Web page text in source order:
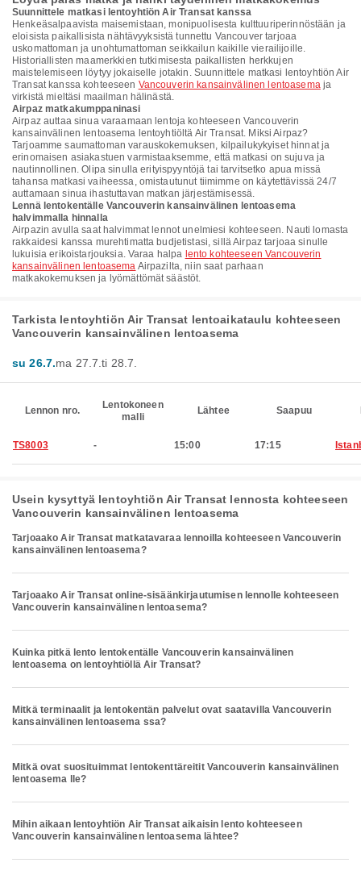
Suunnittele matkasi lentoyhtiön Air Transat kanssa
Henkeäsalpaavista maisemistaan, monipuolisesta kulttuuriperinnöstään ja
eloisista paikallisista nähtävyyksistä tunnettu Vancouver tarjoaa
uskomattoman ja unohtumattoman seikkailun kaikille vierailijoille.
Historiallisten maamerkkien tutkimisesta paikallisten herkkujen
maistelemiseen löytyy jokaiselle jotakin. Suunnittele matkasi lentoyhtiön Air
Transat kanssa kohteeseen Vancouverin kansainvälinen lentoasemaja
virkistä mieltäsi maailman hälinästä.
Airpaz matkakumppaninasi
Airpaz auttaa sinua varaamaan lentoja kohteeseen Vancouverin
kansainvälinen lentoasema lentoyhtiöltä Air Transat. Miksi Airpaz?
Tarjoamme saumattoman varauskokemuksen, kilpailukykyiset hinnat ja
erinomaisen asiakastuen varmistaaksemme, että matkasi on sujuva ja
nautinnollinen. Olipa sinulla erityispyyntöjä tai tarvitsetko apua missä
tahansa matkasi vaiheessa, omistautunut tiimimme on käytettävissä 24/7
auttamaan sinua ihastuttavan matkan järjestämisessä.
Lennä lentokentälle Vancouverin kansainvälinen lentoasema
halvimmalla hinnalla
Airpazin avulla saat halvimmat lennot unelmiesi kohteeseen. Nauti lomasta
rakkaidesi kanssa murehtimatta budjetistasi, sillä Airpaz tarjoaa sinulle
lukuisia erikoistarjouksia. Varaa halpa lento kohteeseen Vancouverin
kansainvälinen lentoasema Airpazilta, niin saat parhaan
matkakokemuksen ja lyömättömät säästöt.
Tarkista lentoyhtiön Air Transat lentoaikataulu kohteeseen
Vancouverin kansainvälinen lentoasema
su 26.7.ma 27.7.ti 28.7.
Lennon nro.
Lentokoneen
malli
Lähtee Saapuu
TS8003 - 15:00 17:15
Usein kysyttyä lentoyhtiön Air Transat lennosta kohteeseen
Vancouverin kansainvälinen lentoasema
Tarjoaako Air Transat matkatavaraa lennoilla kohteeseen Vancouverin
kansainvälinen lentoasema?
Tarjoaako Air Transat online-sisäänkirjautumisen lennolle kohteeseen
Vancouverin kansainvälinen lentoasema?
Kuinka pitkä lento lentokentälle Vancouverin kansainvälinen
lentoasema on lentoyhtiöllä Air Transat?
Mitkä terminaalit ja lentokentän palvelut ovat saatavilla Vancouverin
kansainvälinen lentoasema ssa?
Mitkä ovat suosituimmat lentokenttäreitit Vancouverin kansainvälinen
lentoasema lle?
Mihin aikaan lentoyhtiön Air Transat aikaisin lento kohteeseen
Vancouverin kansainvälinen lentoasema lähtee?